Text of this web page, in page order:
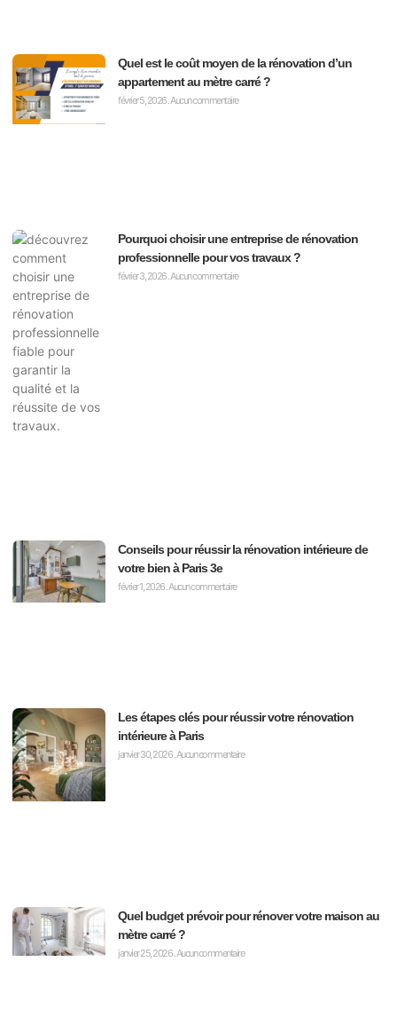
Quel est le coût moyen de la rénovation d’un
appartement au mètre carré ?
février 5, 2026Aucun commentaire
Pourquoi choisir une entreprise de rénovation
professionnelle pour vos travaux ?
février 3, 2026 Aucun commentaire
Conseils pour réussir la rénovation intérieure de
votre bien à Paris 3e
février 1, 2026 Aucun commentaire
Les étapes clés pour réussir votre rénovation
intérieure à Paris
janvier 30, 2026Aucun commentaire
Quel budget prévoir pour rénover votre maison au
mètre carré ?
janvier 25, 2026Aucun commentaire